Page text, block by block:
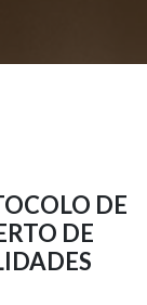
DE
DE